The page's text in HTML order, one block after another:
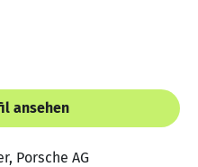
ansehen
Porsche AG